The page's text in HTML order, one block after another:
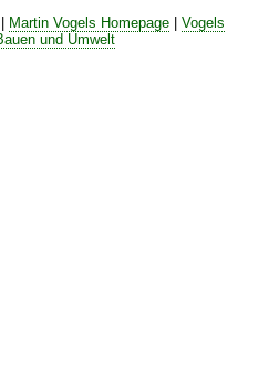
Martin Vogels Homepage
Vogels
und Umwelt